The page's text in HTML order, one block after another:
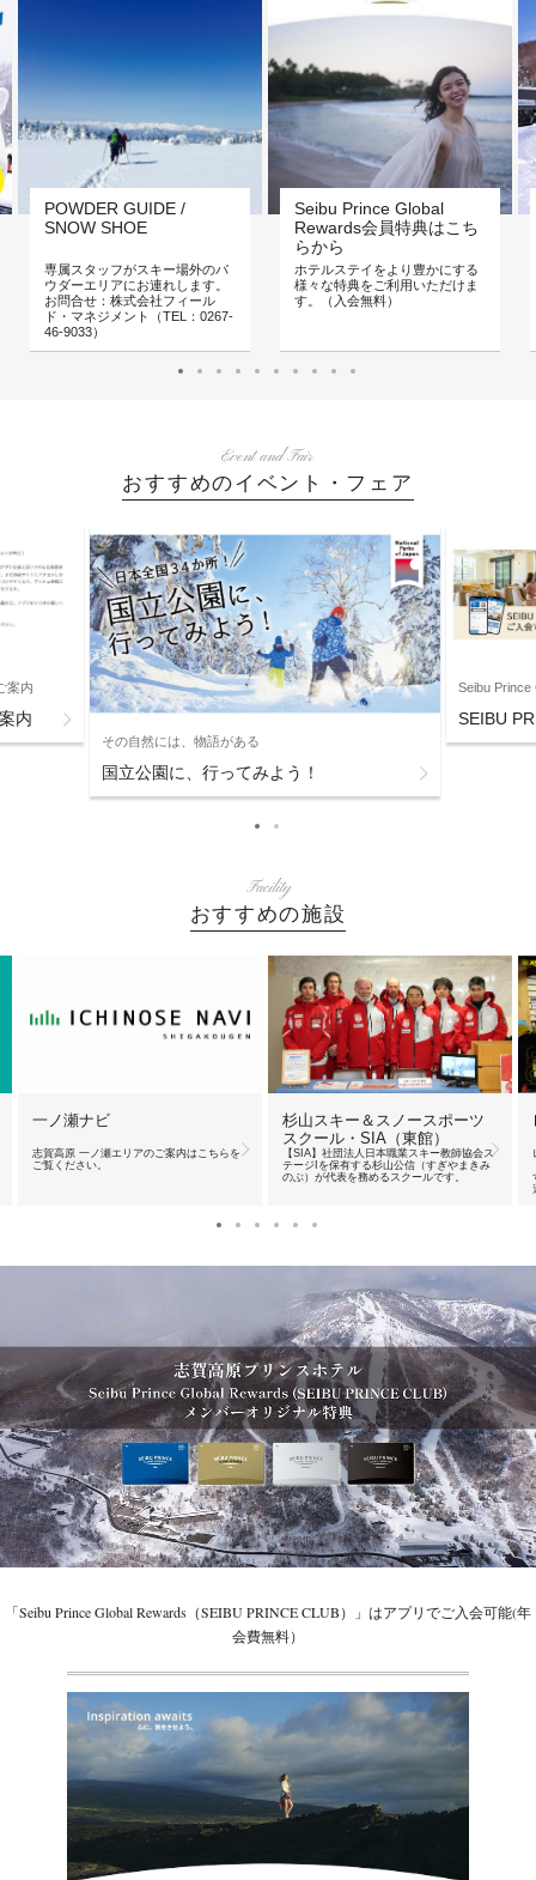
POWDER GUIDE /
SNOW SHOE
専属スタッフがスキー場外のパ
ウダーエリアにお連れします。
お問合せ：株式会社フィール
ド・マネジメント（TEL：0267-
46-9033）
Seibu Prince Global
Rewards会員特典はこち
らから
ホテルステイをより豊かにする
様々な特典をご利用いただけま
す。（入会無料）
Event and Fair
おすすめのイベント・フェア
案内
内
その自然には、物語がある
国立公園に、行ってみよう！
Seibu Prince
SEIBU
Facility
おすすめの施設
一ノ瀬ナビ
志賀高原 一ノ瀬エリアのご案内はこちらを
ご覧ください。
杉山スキー＆スノースポーツ
スクール・SIA（東館）
【SIA】社団法人日本職業スキー教師協会ス
テージIを保有する杉山公信（すぎやまきみ
のぶ）が代表を務めるスクールです。
「Seibu Prince Global Rewards（SEIBU PRINCE CLUB）」はアプリでご入会可能(年
会費無料）